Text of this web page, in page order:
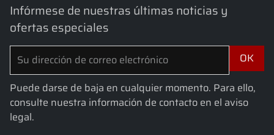
Infórmese de nuestras últimas noticias y
ofertas especiales
Puede darse de baja en cualquier momento. Para ello,
consulte nuestra información de contacto en el aviso
legal.